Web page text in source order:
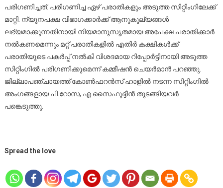
പരിഗണിച്ചത്. പരിഗണിച്ച ഏഴ് പരാതികളും അടുത്ത സിറ്റിംഗിലേക്ക്
മാറ്റി. ന്യൂനപക്ഷ വിഭാഗക്കാര്‍ക്ക് ആനുകൂല്യങ്ങള്‍
ലഭ്യമാക്കുന്നതിനായി നിയമാനുസൃതമായ അപേക്ഷ പരാതിക്കാര്‍
നല്‍കണമെന്നും മറ്റ് പരാതികളില്‍ എതിര്‍ കക്ഷികള്‍ക്ക്
പരാതിയുടെ പകര്‍പ്പ് നല്‍കി വിശദമായ റിപ്പോര്‍ട്ടിനായി അടുത്ത
സിറ്റിംഗില്‍ പരിഗണിക്കുമെന്ന് കമ്മീഷന്‍ ചെയര്‍മാന്‍ പറഞ്ഞു.
ജില്ലാപഞ്ചായത്ത് കോണ്‍ഫറന്‍സ് ഹാളില്‍ നടന്ന സിറ്റിംഗില്‍
അംഗങ്ങളായ പി.റോസ, എ.സൈഫുദ്ദീന്‍ തുടങ്ങിയവര്‍
പങ്കെടുത്തു.
Spread the love